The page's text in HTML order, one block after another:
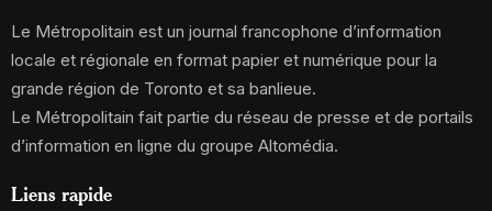
Le Métropolitain est un journal francophone d’information
locale et régionale en format papier et numérique pour la
grande région de Toronto et sa banlieue.
Le Métropolitain fait partie du réseau de presse et de portails
d’information en ligne du groupe Altomédia.
Liens rapide